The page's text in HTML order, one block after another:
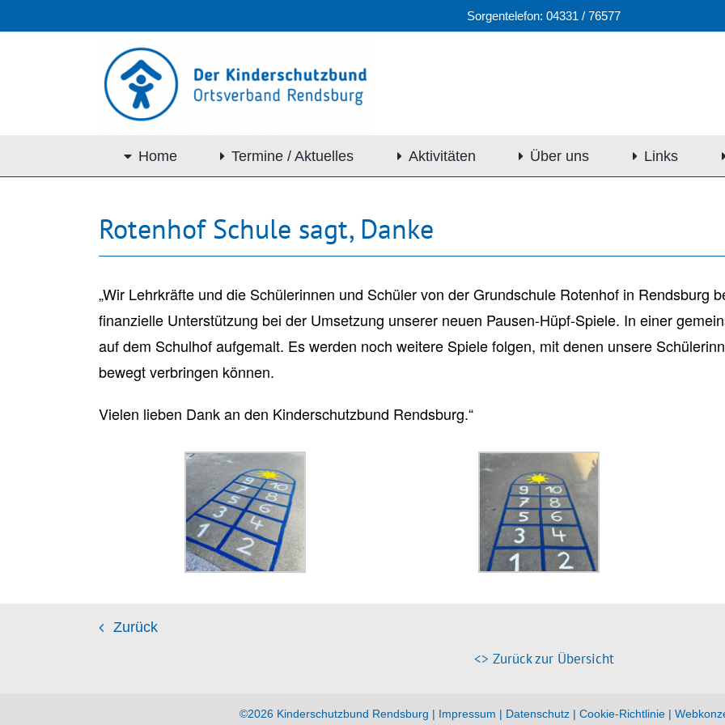
Inhalt
Sorgentelefon: 04331 / 76577
Home Termine / Aktuelles Aktivitäten Über uns Links
Rotenhof Schule sagt, Danke
„Wir Lehrkräfte und die Schülerinnen und Schüler von der Grundschule Rotenhof in Rendsburg
finanzielle Unterstützung bei der Umsetzung unserer neuen Pausen-Hüpf-Spiele. In einer
auf dem Schulhof aufgemalt. Es werden noch weitere Spiele folgen, mit denen unsere
bewegt verbringen können.
Vielen lieben Dank an den Kinderschutzbund Rendsburg.“
Zurück
<> Zurück zur Übersicht
©2026 Kinderschutzbund Rendsburg | Impressum | Datenschutz| Cookie-Richtlinie|